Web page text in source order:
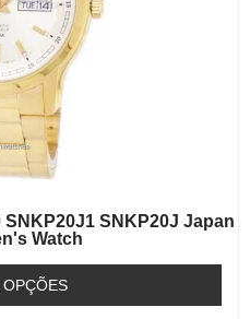
SNKP20J Japan
Watch